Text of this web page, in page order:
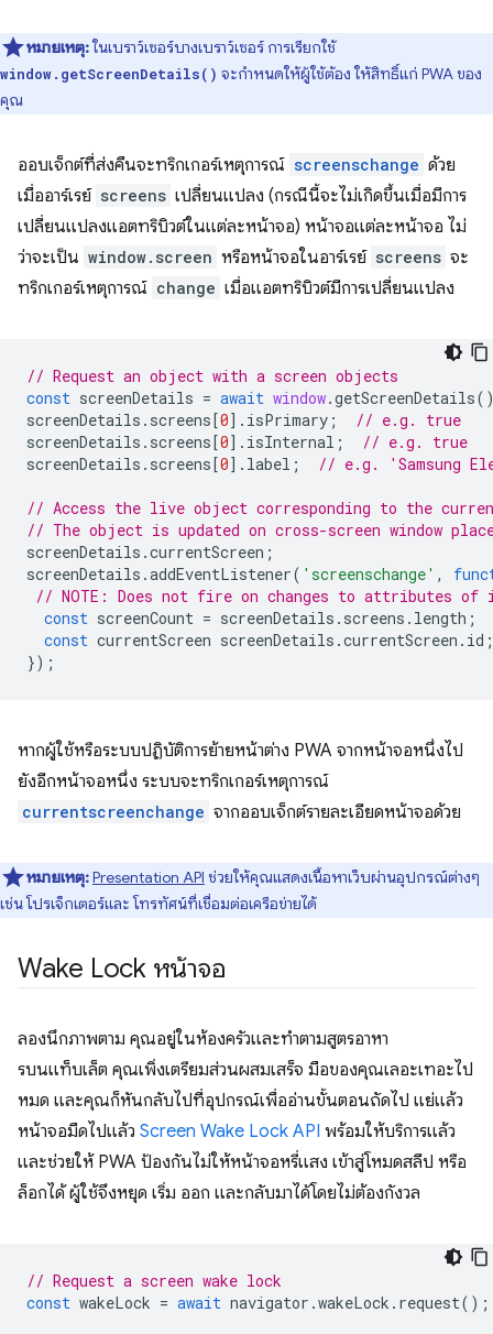
หมายเหตุ:ในเบราว์เซอร์บางเบราว์เซอร์ การเรียกใช้
window.getScreenDetails() จะกำหนดให้ผู้ใช้ต้อง ให้สิทธิ์แก่ PWA ของ
คุณ
ออบเจ็กต์ที่ส่งคืนจะทริกเกอร์เหตุการณ์ screenschange ด้วย
เมื่ออาร์เรย์ screens เปลี่ยนแปลง (กรณีนี้จะไม่เกิดขึ้นเมื่อมีการ
เปลี่ยนแปลงแอตทริบิวต์ในแต่ละหน้าจอ) หน้าจอแต่ละหน้าจอ ไม่
ว่าจะเป็น window.screen หรือหน้าจอในอาร์เรย์ screens จะ
ทริกเกอร์เหตุการณ์ change เมื่อแอตทริบิวต์มีการเปลี่ยนแปลง
// Request an object with a screen objects
const screenDetails = await window.getScreenDetails
screenDetails . screens[0]. isPrimary ;
// e.g. true
screenDetails . screens[0]. isInternal ;
// e.g. true
screenDetails . screens[0]. label ; // e.g. 'Samsung
// Access the live object corresponding to the
// The object is updated on cross-screen window
screenDetails .currentScreen ;
screenDetails .addEventListener( 'screenschange' ,
// NOTE: Does not fire on changes to attributes of
const screenCount = screenDetails . screens . length ;
const currentScreen screenDetails .currentScreen . id ;
});
หากผู้ใช้หรือระบบปฏิบัติการย้ายหน้าต่าง PWA จากหน้าจอหนึ่งไป
ยังอีกหน้าจอหนึ่ง ระบบจะทริกเกอร์เหตุการณ์
currentscreenchange จากออบเจ็กต์รายละเอียดหน้าจอด้วย
หมายเหตุ:Presentation API ช่วยให้คุณแสดงเนื้อหาเว็บผ่านอุปกรณ์ต่างๆ
เช่น โปรเจ็กเตอร์และ โทรทัศน์ที่เชื่อมต่อเครือข่ายได้
Wake Lock หน้าจอ
ลองนึกภาพตาม คุณอยู่ในห้องครัวและทำตามสูตรอาหา
รบนแท็บเล็ต คุณเพิ่งเตรียมส่วนผสมเสร็จ มือของคุณเลอะเทอะไป
หมด และคุณก็หันกลับไปที่อุปกรณ์เพื่ออ่านขั้นตอนถัดไป แย่แล้ว
หน้าจอมืดไปแล้ว Screen Wake Lock API พร้อมให้บริการแล้ว
และช่วยให้ PWA ป้องกันไม่ให้หน้าจอหรี่แสง เข้าสู่โหมดสลีป หรือ
ล็อกได้ ผู้ใช้จึงหยุด เริ่ม ออก และกลับมาได้โดยไม่ต้องกังวล
// Request a screen wake lock
const wakeLock = await navigator .wakeLock . request();